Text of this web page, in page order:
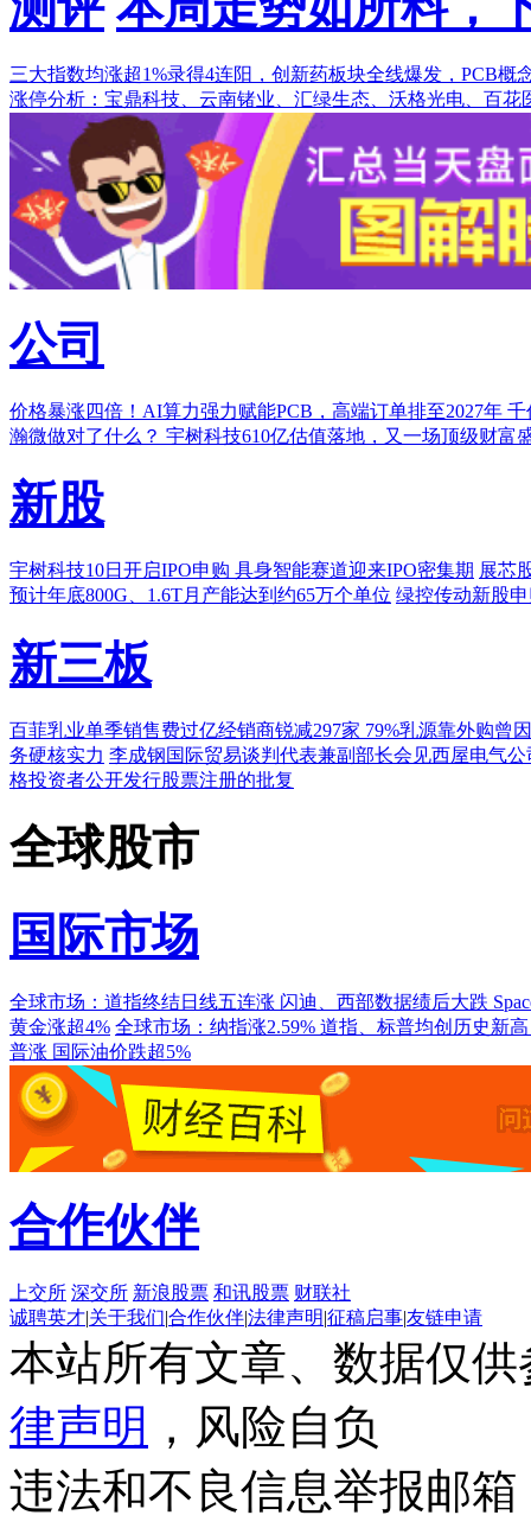
三大指数均涨超1%录得4连阳，创新药板块全线爆发，PCB概
涨停分析：宝鼎科技、云南锗业、汇绿生态、沃格光电、百花
公司
价格暴涨四倍！AI算力强力赋能PCB，高端订单排至2027年 千
瀚微做对了什么？ 宇树科技610亿估值落地，又一场顶级财富
新股
宇树科技10日开启IPO申购 具身智能赛道迎来IPO密集期 展芯
预计年底800G、1.6T月产能达到约65万个单位 绿控传动新股
新三板
百菲乳业单季销售费过亿经销商锐减297家 79%乳源靠外购曾
务硬核实力 李成钢国际贸易谈判代表兼副部长会见西屋电气
格投资者公开发行股票注册的批复
全球股市
国际市场
全球市场：道指终结日线五连涨 闪迪、西部数据绩后大跌
黄金涨超4% 全球市场：纳指涨2.59% 道指、标普均创历史新
普涨 国际油价跌超5%
合作伙伴
上交所 深交所 新浪股票 和讯股票 财联社
诚聘英才|关于我们|合作伙伴|法律声明|征稿启事|友链申请
本站所有文章、数据仅
律声明 ，风险自负
违法和不良信息举报邮箱